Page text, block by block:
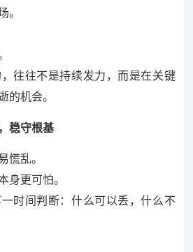
。
往往不是持续发力，而是在关键
的机会。
稳守根基
慌乱。
身更可怕。
时间判断：什么可以丢，什么不